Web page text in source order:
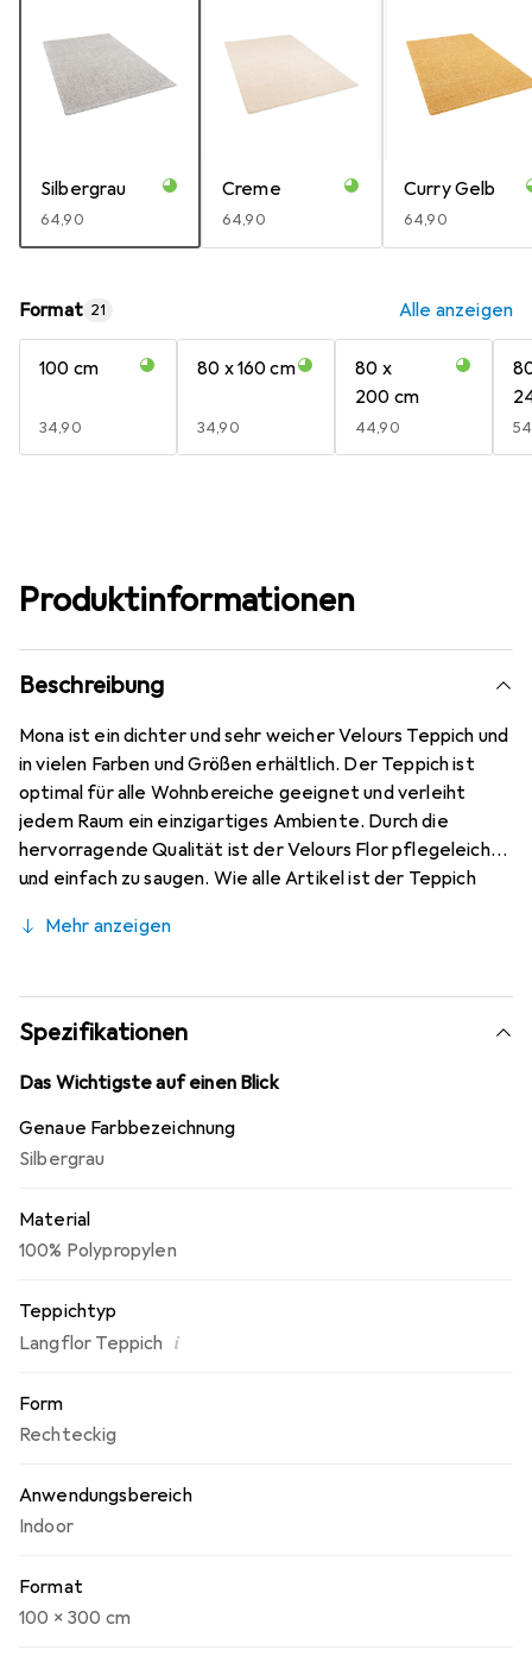
Silbergrau
EUR
64,90
Creme
EUR
64,90
Curry Gelb
EUR
64,90
Format 21 Alle anzeigen
100 cm
EUR
34,90
80 x 160 cm
EUR
34,90
80 x
200 cm
EUR
44,90
Produktinformationen
Beschreibung
Mona ist ein dichter und sehr weicher Velours Teppich und
in vielen Farben und Größen erhältlich. Der Teppich ist
optimal für alle Wohnbereiche geeignet und verleiht
jedem Raum ein einzigartiges Ambiente. Durch die
hervorragende Qualität ist der Velours Flor pflegeleicht
und einfach zu saugen. Wie alle Artikel ist der Teppich
Mehr anzeigen
Spezifikationen
Das Wichtigste auf einen Blick
Genaue Farbbezeichnung
Silbergrau
Material
100% Polypropylen
Teppichtyp
Langflor Teppich i
Form
Rechteckig
Anwendungsbereich
Indoor
Format
100 x 300 cm